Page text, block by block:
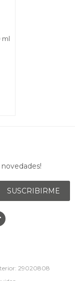
ml
29020808
SUSCRIBIRME